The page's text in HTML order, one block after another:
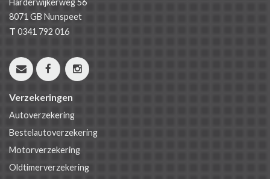
Harderwijkerweg 56
8071 GB Nunspeet
T 0341 792 016
Verzekeringen
Autoverzekering
Bestelautoverzekering
Motorverzekering
Oldtimerverzekering